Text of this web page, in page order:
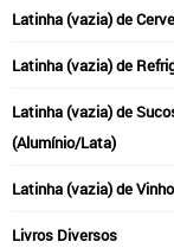
Latinha (vazia) de
Latinha (vazia) de
Latinha (vazia) de
(Alumínio/Lata)
Latinha (vazia) de
Livros Diversos